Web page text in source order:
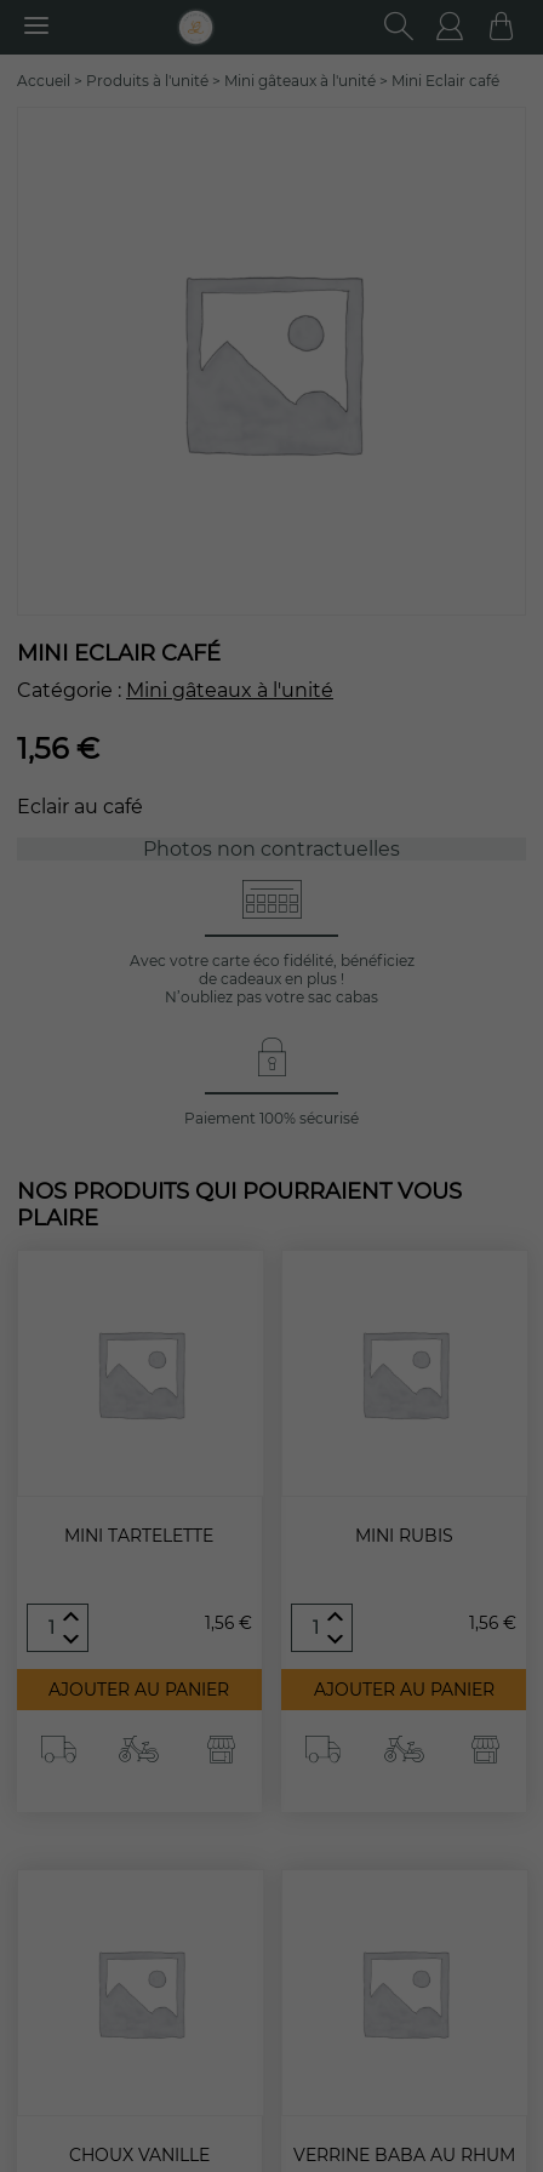
:
Accueil > Produits à l'unité > Mini gâteaux à l'unité > Mini Eclair café
MINI ECLAIR CAFÉ
Catégorie : Mini gâteaux à l'unité
1,56 €
Eclair au café
Photos non contractuelles
Avec votre carte éco fidélité, bénéficiez
de cadeaux en plus !
N’oubliez pas votre sac cabas
Paiement 100% sécurisé
NOS PRODUITS QUI POURRAIENT VOUS
PLAIRE
MINI TARTELETTE
quantité
Mini
Tartelette
1,56 €
AJOUTER AU PANIER
MINI RUBIS
quantité
de
Mini
Rubis
1,56 €
AJOUTER AU PANIER
CHOUX VANILLE VERRINE BABA AU RHUM